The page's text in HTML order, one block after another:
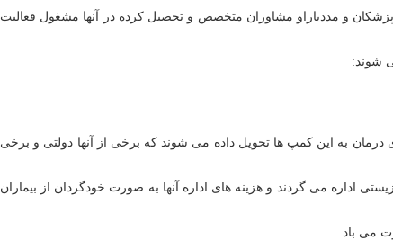
و مددیاراو مشاوران متخصص و تحصیل کرده در آنها مشغول فعالیت
شوند:
به این کمپ ها تحویل داده می شوند که برخی از آنها دولتی و برخی
اداره می گردند و هزینه های اداره آنها به صورت خودگردان از بیماران
می باد.